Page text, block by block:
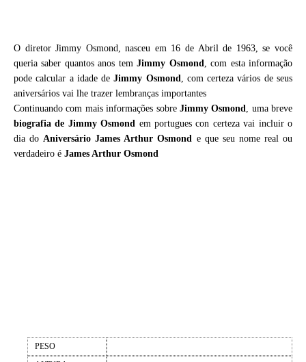
O diretor Jimmy Osmond, nasceu em 16 de Abril de 1963, se você
queria saber quantos anos temJimmy Osmond, com esta informação
pode calcular a idade deJimmy Osmond, com certeza vários de seus
aniversários vai lhe trazer lembranças importantes
Continuando com mais informações sobre Jimmy Osmond, uma breve
biografia de Jimmy Osmond em portugues con certeza vai incluir o
dia doAniversário James Arthur Osmond e que seu nome real ou
verdadeiro é James Arthur Osmond
PESO